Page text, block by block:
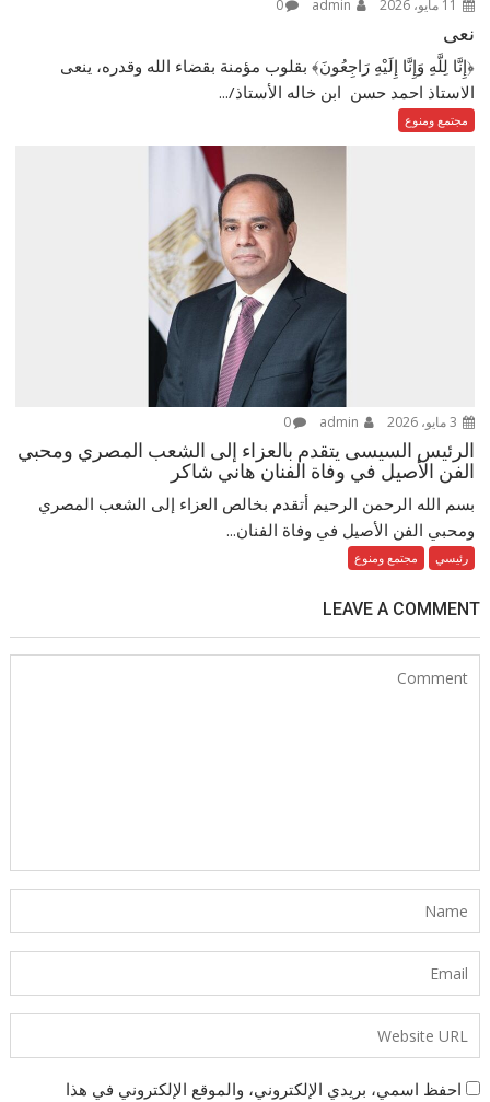
0
نعى
﴿إِنَّا لِلَّهِ وَإِنَّا إِلَيْهِ رَاجِعُونَ﴾ بقلوب مؤمنة بقضاء الله وقدره، ينعى
الاستاذ احمد حسن ابن خاله الأستاذ/...
مجتمع ومنوع
0
الرئيس السيسى يتقدم بالعزاء إلى الشعب المصري ومحبي
الفن الأصيل في وفاة الفنان هاني شاكر
بسم الله الرحمن الرحيم أتقدم بخالص العزاء إلى الشعب المصري
ومحبي الفن الأصيل في وفاة الفنان...
رئيسي مجتمع ومنوع
LEAVE A COMMENT
احفظ اسمي، بريدي الإلكتروني، والموقع الإلكتروني في هذا